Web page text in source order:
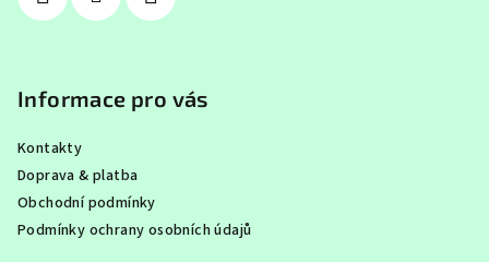
Informace pro vás
Kontakty
Doprava & platba
Obchodní podmínky
Podmínky ochrany osobních údajů